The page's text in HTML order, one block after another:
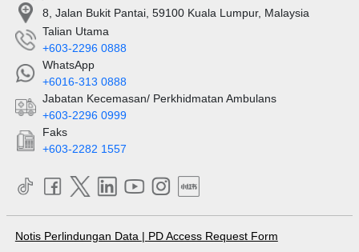
8, Jalan Bukit Pantai, 59100 Kuala Lumpur, Malaysia
Talian Utama
+603-2296 0888
WhatsApp
+6016-313 0888
Jabatan Kecemasan/ Perkhidmatan Ambulans
+603-2296 0999
Faks
+603-2282 1557
Notis Perlindungan Data | PD Access Request Form